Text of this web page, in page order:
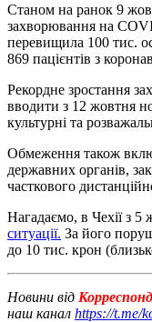
Станом на ранок 9
захворювання на
перевищила 100 тис.
869 пацієнтів з
Рекордне зростання
вводити з 12 жовтня
культурні та
Обмеження також
державних органів,
часткового
Нагадаємо, в Чехії з 5
ситуації. За його
до 10 тис. крон
Новини від
наш канал https://t.me/